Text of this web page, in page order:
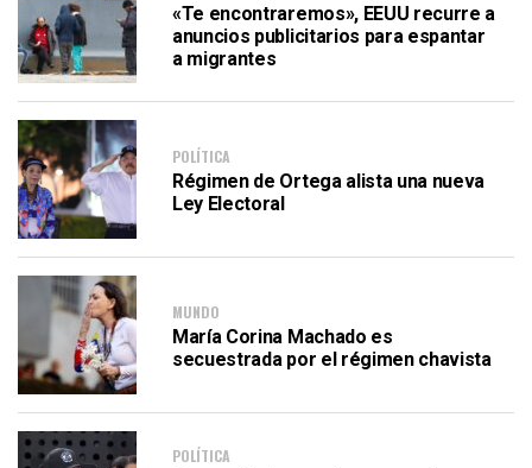
«Te encontraremos», EEUU recurre a
anuncios publicitarios para espantar
a migrantes
POLÍTICA
Régimen de Ortega alista una nueva
Ley Electoral
MUNDO
María Corina Machado es
secuestrada por el régimen chavista
POLÍTICA